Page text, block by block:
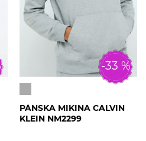
-33 %
PÁNSKA MIKINA CALVIN
KLEIN NM2299